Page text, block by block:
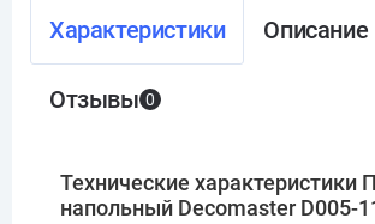
Характеристики Описание
Отзывы 0
Технические характеристики
напольный Decomaster D005-